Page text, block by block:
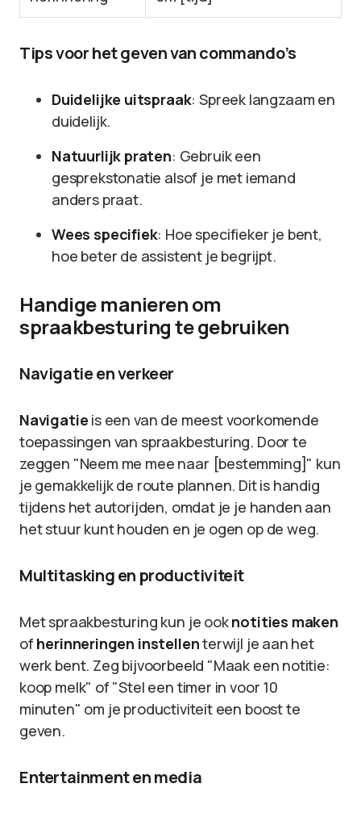
Tips voor het geven van commando’s
Duidelijke uitspraak: Spreek langzaam en
duidelijk.
Natuurlijk praten: Gebruik een
gesprekstonatie alsof je met iemand
anders praat.
Wees specifiek: Hoe specifieker je bent,
hoe beter de assistent je begrijpt.
Handige manieren om
spraakbesturing te gebruiken
Navigatie en verkeer
Navigatie is een van de meest voorkomende
toepassingen van spraakbesturing. Door te
zeggen "Neem me mee naar [bestemming]" kun
je gemakkelijk de route plannen. Dit is handig
tijdens het autorijden, omdat je je handen aan
het stuur kunt houden en je ogen op de weg.
Multitasking en productiviteit
Met spraakbesturing kun je ooknotities maken
of herinneringen instellenterwijl je aan het
werk bent. Zeg bijvoorbeeld "Maak een notitie:
koop melk" of "Stel een timer in voor 10
minuten" om je productiviteit een boost te
geven.
Entertainment en media